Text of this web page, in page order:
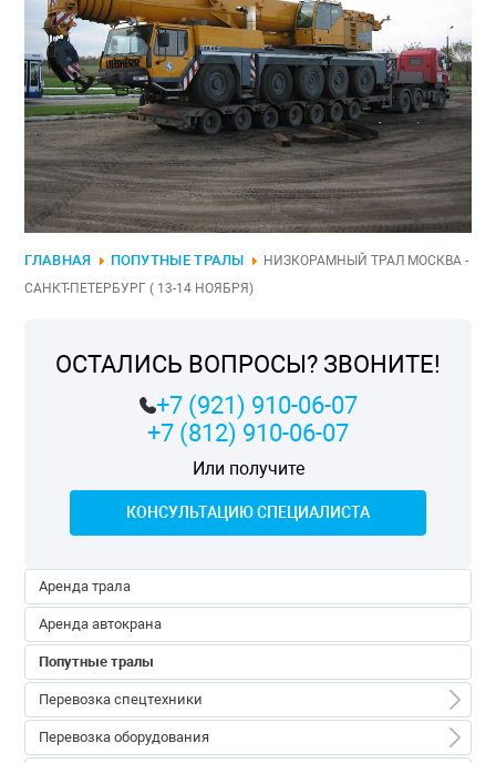
ГЛАВНАЯ ПОПУТНЫЕ ТРАЛЫ
НИЗКОРАМНЫЙ ТРАЛ МОСКВА -
САНКТ-ПЕТЕРБУРГ ( 13-14 НОЯБРЯ)
ОСТАЛИСЬ ВОПРОСЫ? ЗВОНИТЕ!
+7 (921) 910-06-07
+7 (812) 910-06-07
Или получите
КОНСУЛЬТАЦИЮ СПЕЦИАЛИСТА
Аренда трала
Аренда автокрана
Попутные тралы
Перевозка спецтехники
Перевозка спецтехники
Перевозка оборудования